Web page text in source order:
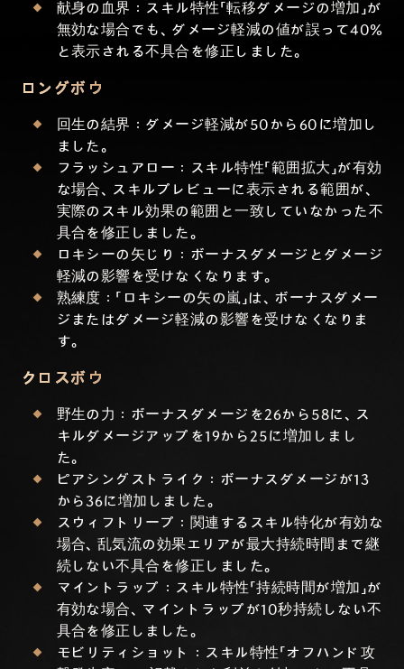
献身の血界：スキル特性「転移ダメージの増加」が
無効な場合でも、ダメージ軽減の値が誤って40%
と表示される不具合を修正しました。
ロングボウ
回生の結界：ダメージ軽減が50から60に増加し
ました。
フラッシュアロー：スキル特性「範囲拡大」が有効
な場合、スキルプレビューに表示される範囲が、
実際のスキル効果の範囲と一致していなかった不
具合を修正しました。
ロキシーの矢じり：ボーナスダメージとダメージ
軽減の影響を受けなくなります。
熟練度：「ロキシーの矢の嵐」は、ボーナスダメー
ジまたはダメージ軽減の影響を受けなくなりま
す。
クロスボウ
野生の力：ボーナスダメージを26から58に、ス
キルダメージアップを19から25に増加しまし
た。
ピアシングストライク：ボーナスダメージが13
から36に増加しました。
スウィフトリープ：関連するスキル特化が有効な
場合、乱気流の効果エリアが最大持続時間まで継
続しない不具合を修正しました。
マイントラップ：スキル特性「持続時間が増加」が
有効な場合、マイントラップが10秒持続しない不
具合を修正しました。
モビリティショット：スキル特性「オフハンド攻